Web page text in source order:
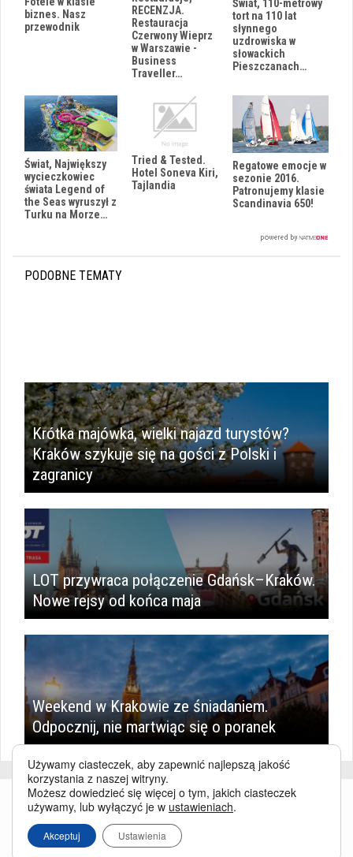
biznes. Nasz
przewodnik
RECENZJA.
Restauracja
Czerwony Wieprz
w Warszawie -
Business
Traveller…
Świat, 110-metrowy
tort na 110 lat
słynnego
uzdrowiska w
słowackich
Pieszczanach…
Świat, Największy
wycieczkowiec
świata Legend of
the Seas wyruszył z
Turku na Morze…
Tried & Tested.
Hotel Soneva Kiri,
Tajlandia
Regatowe emocje w
sezonie 2016.
Patronujemy klasie
Scandinavia 650!
PODOBNE TEMATY
Krótka majówka, wielki najazd turystów?
Kraków szykuje się na gości z Polski i
zagranicy
LOT przywraca połączenie Gdańsk–Kraków.
Nowe rejsy od końca maja
Weekend w Krakowie ze śniadaniem.
Odpocznij, nie martwiąc się o poranek
Używamy ciasteczek, aby zapewnić najlepszą jakość
korzystania z naszej witryny.
Możesz dowiedzieć się więcej o tym, jakich ciasteczek
używamy, lub wyłączyć je w ustawieniach.
Akceptuj Ustawienia